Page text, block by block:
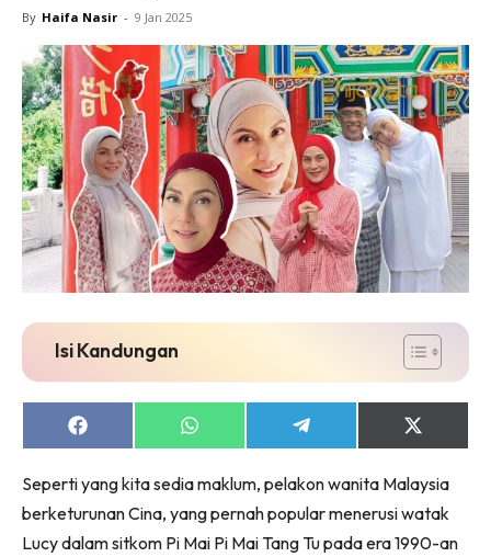
By Haifa Nasir - 9 Jan 2025
Isi Kandungan
Share
on
Share
on
Share
on
Share
on
(Twitter)
Seperti yang kita sedia maklum, pelakon wanita Malaysia
berketurunan Cina, yang pernah popular menerusi watak
Lucy dalam sitkom Pi Mai Pi Mai Tang Tu pada era 1990-an